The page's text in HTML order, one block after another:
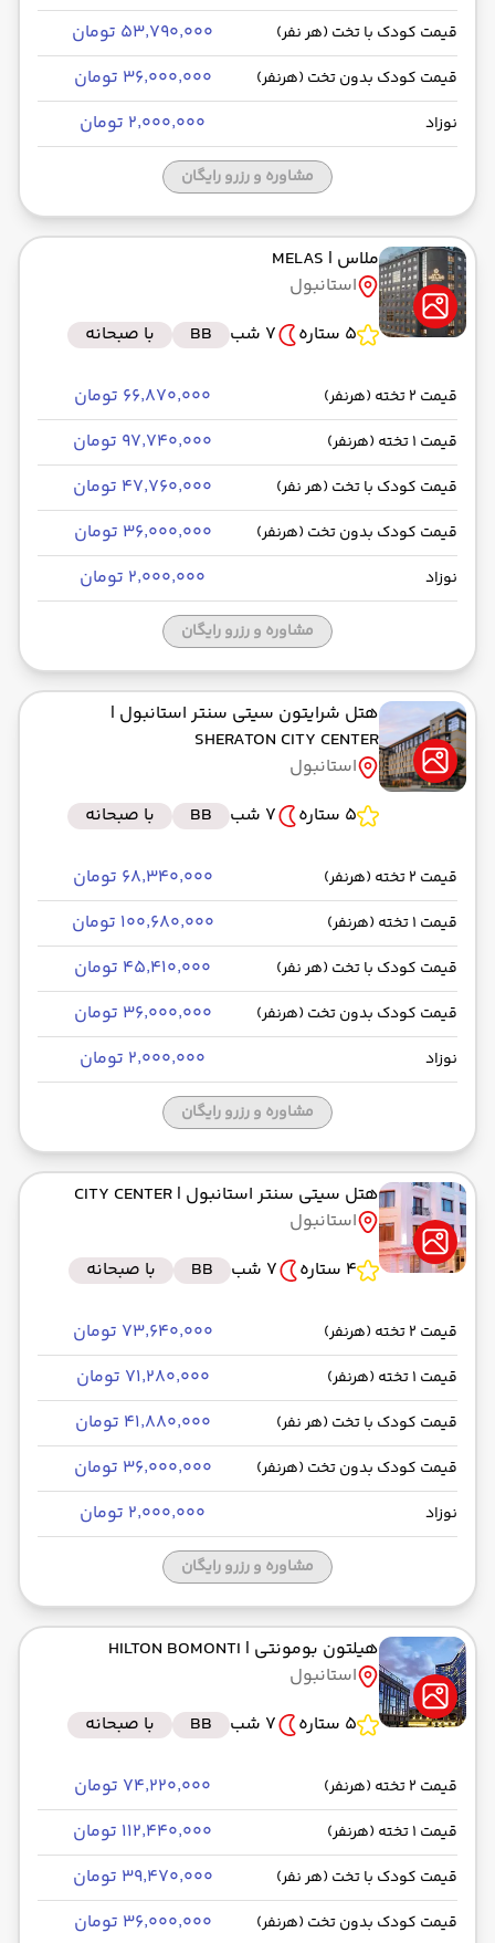
قیمت کودک با تخت (هر نفر) ۵۳٬۷۹۰٬۰۰۰ تومان
قیمت کودک بدون تخت (هرنفر) ۳۶٬۰۰۰٬۰۰۰ تومان
نوزاد ۲٬۰۰۰٬۰۰۰ تومان
مشاوره و رزرو رایگان
ملاس | MELAS
استانبول
5 ستاره
7 شب BB با صبحانه
قیمت 2 تخته (هرنفر) ۶۶٬۸۷۰٬۰۰۰ تومان
قیمت 1 تخته (هرنفر) ۹۷٬۷۴۰٬۰۰۰ تومان
قیمت کودک با تخت (هر نفر) ۴۷٬۷۶۰٬۰۰۰ تومان
قیمت کودک بدون تخت (هرنفر) ۳۶٬۰۰۰٬۰۰۰ تومان
نوزاد ۲٬۰۰۰٬۰۰۰ تومان
مشاوره و رزرو رایگان
هتل شرایتون سیتی سنتر استانبول |
SHERATON CITY CENTER
استانبول
5 ستاره
7 شب BB با صبحانه
قیمت 2 تخته (هرنفر) ۶۸٬۳۴۰٬۰۰۰ تومان
قیمت 1 تخته (هرنفر) ۱۰۰٬۶۸۰٬۰۰۰ تومان
قیمت کودک با تخت (هر نفر) ۴۵٬۴۱۰٬۰۰۰ تومان
قیمت کودک بدون تخت (هرنفر) ۳۶٬۰۰۰٬۰۰۰ تومان
نوزاد ۲٬۰۰۰٬۰۰۰ تومان
مشاوره و رزرو رایگان
هتل سیتی سنتر استانبول | CITY CENTER
استانبول
4 ستاره
7 شب BB با صبحانه
قیمت 2 تخته (هرنفر) ۷۳٬۶۴۰٬۰۰۰ تومان
قیمت 1 تخته (هرنفر) ۷۱٬۲۸۰٬۰۰۰ تومان
قیمت کودک با تخت (هر نفر) ۴۱٬۸۸۰٬۰۰۰ تومان
قیمت کودک بدون تخت (هرنفر) ۳۶٬۰۰۰٬۰۰۰ تومان
نوزاد ۲٬۰۰۰٬۰۰۰ تومان
مشاوره و رزرو رایگان
هیلتون بومونتی | HILTON BOMONTI
استانبول
5 ستاره
7 شب BB با صبحانه
قیمت 2 تخته (هرنفر) ۷۴٬۲۲۰٬۰۰۰ تومان
قیمت 1 تخته (هرنفر) ۱۱۲٬۴۴۰٬۰۰۰ تومان
قیمت کودک با تخت (هر نفر) ۳۹٬۴۷۰٬۰۰۰ تومان
قیمت کودک بدون تخت (هرنفر) ۳۶٬۰۰۰٬۰۰۰ تومان